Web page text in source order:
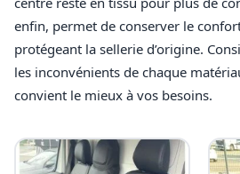
enfin, permet de conserver le
protégeant la sellerie d’origine.
les inconvénients de chaque
convient le mieux à vos besoins.